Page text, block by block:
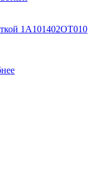
1A101402OT010